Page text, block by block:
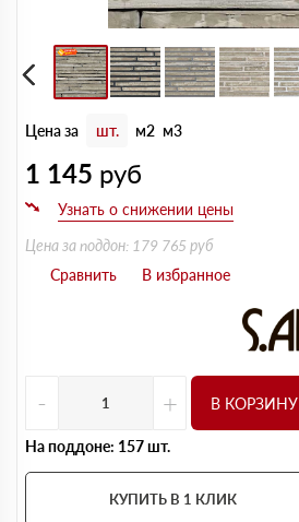
Цена за шт. м2 м3
1 145 руб
Цена за поддон: 179 765 руб
- + В КОРЗИНУ
На поддоне: 157 шт.
КУПИТЬ В 1 КЛИК